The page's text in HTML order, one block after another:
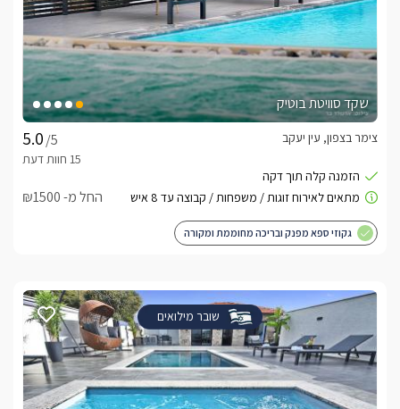
שקד סוויטת בוטיק
/5
צימר בצפון, עין יעקב
החל מ- ₪1500
גקוזי ספא מפנק ובריכה מחוממת ומקורה
שובר מילואים